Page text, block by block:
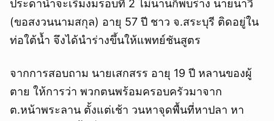
ประดาน้ำจะเริ่มงมรอบที่ 2 ไม่นานก็พบร่าง นายนาวี
(ขอสงวนนามสกุล) อายุ 57 ปี ชาว จ.สระบุรี ติดอยู่ใน
ท่อใต้น้ำ จึงได้นำร่างขึ้นให้แพทย์ชันสูตร
จากการสอบถาม นายเสกสรร อายุ 19 ปี หลานของผู้
ตาย ให้การว่า พวกตนพร้อมครอบครัวมาจาก
ต.หน้าพระลาน ตั้งแต่เช้า วนหาจุดพื้นที่หาปลา หา